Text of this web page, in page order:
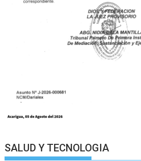
SALUD Y TECNOLOGIA